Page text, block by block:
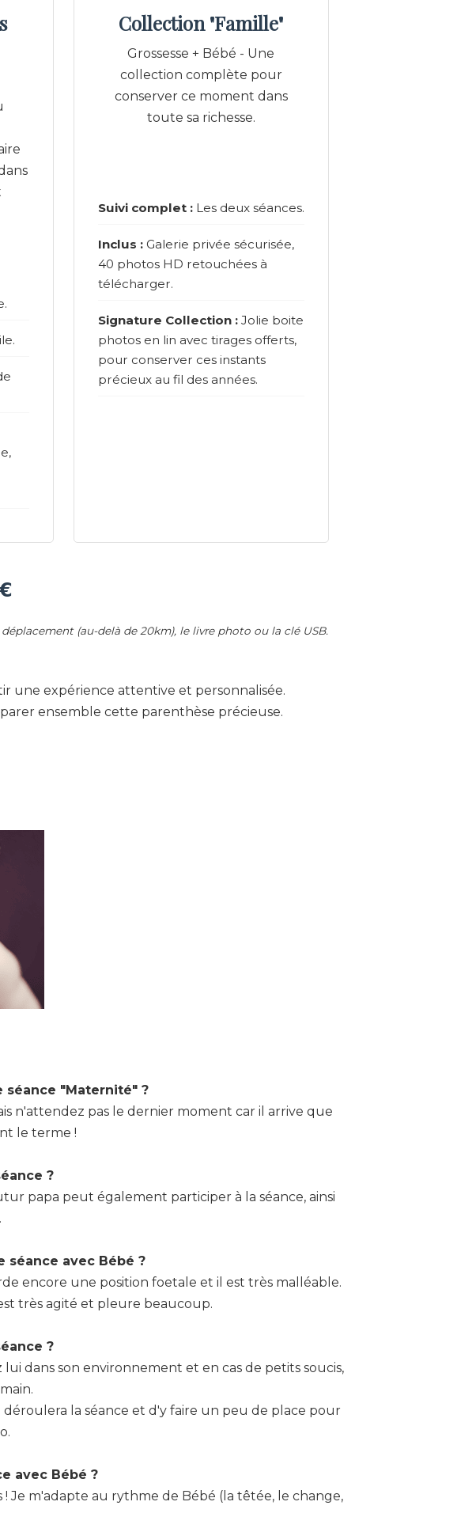
Collection "Famille"
Grossesse + Bébé - Une
collection complète pour
conserver ce moment dans
toute sa richesse.
Suivi complet :Les deux séances.
Inclus :Galerie privée sécurisée,
40 photos HD retouchées à
télécharger.
Signature Collection :Jolie boite
photos en lin avec tirages offerts,
pour conserver ces instants
précieux au fil des années.
(au-delà de 20km), le livre photo ou la clé USB.
une expérience attentive et personnalisée.
ensemble cette parenthèse précieuse.
"Maternité" ?
n'attendez pas le dernier moment car il arrive que
le terme !
?
papa peut également participer à la séance, ainsi
avec Bébé ?
encore une position foetale et il est très malléable.
très agité et pleure beaucoup.
?
dans son environnement et en cas de petits soucis,
la séance et d'y faire un peu de place pour
avec Bébé ?
Je m'adapte au rythme de Bébé (la têtée, le change,